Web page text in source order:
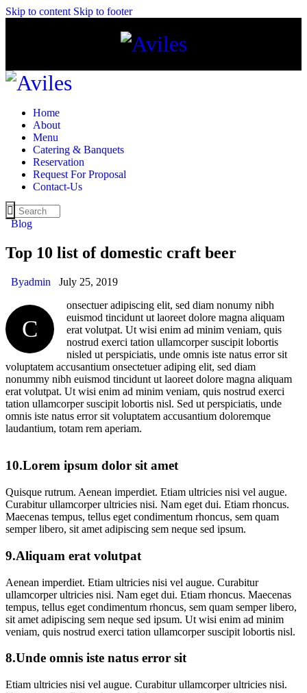
Skip to content Skip to footer
Home
About
Menu
Catering & Banquets
Reservation
Request For Proposal
Contact-Us
Blog
Top 10 list of domestic craft beer
Byadmin July 25, 2019
C
onsectuer adipiscing elit, sed diam nonumy nibh
euismod tincidunt ut laoreet dolore magna aliquam
erat volutpat. Ut wisi enim ad minim veniam, quis
nostrud exerci tation ullamcorper suscipit lobortis
nisled ut perspiciatis, unde omnis iste natus error sit
voluptatem accusantium onsectetuer adiping elit, sed diam
nonummy nibh euismod tincidunt ut laoreet dolore magna aliquam
erat volutpat. Ut wisi enim ad minim veniam, quis nostrud exerci
tation ullamcorper suscipit lobortis nisl. Sed ut perspiciatis, unde
omnis iste natus error sit voluptatem accusantium doloremque
laudantium, totam rem aperiam.
10.Lorem ipsum dolor sit amet
Quisque rutrum. Aenean imperdiet. Etiam ultricies nisi vel augue.
Curabitur ullamcorper ultricies nisi. Nam eget dui. Etiam rhoncus.
Maecenas tempus, tellus eget condimentum rhoncus, sem quam
semper libero, sit amet adipiscing sem neque sed ipsum.
9.Aliquam erat volutpat
Aenean imperdiet. Etiam ultricies nisi vel augue. Curabitur
ullamcorper ultricies nisi. Nam eget dui. Etiam rhoncus. Maecenas
tempus, tellus eget condimentum rhoncus, sem quam semper libero,
sit amet adipiscing sem neque sed ipsum. Ut wisi enim ad minim
veniam, quis nostrud exerci tation ullamcorper suscipit lobortis nisl.
8.Unde omnis iste natus error sit
Etiam ultricies nisi vel augue. Curabitur ullamcorper ultricies nisi.